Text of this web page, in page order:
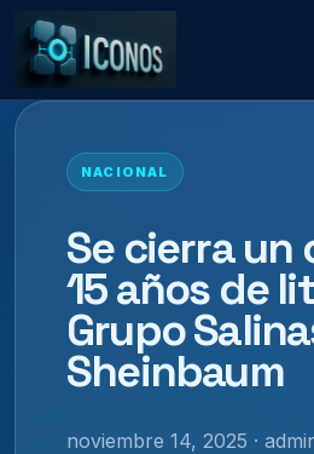
NACIONAL
Se cierra un
15 años de
Grupo
Sheinbaum
noviembre 14, 2025 ·